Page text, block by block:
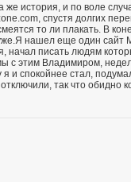
история, и по воле
спустя долгих
то ли плакать. В
нашел еще один
начал писать людям
с этим Владимиром,
и спокойнее стал,
так что обидно